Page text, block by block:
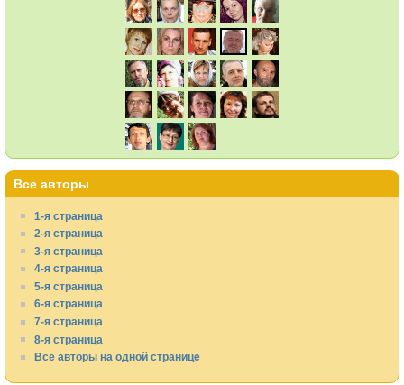
Все авторы
1-я страница
2-я страница
3-я страница
4-я страница
5-я страница
6-я страница
7-я страница
8-я страница
Все авторы на одной странице